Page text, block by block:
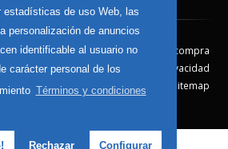
estadísticas de uso Web, las
personalización de anuncios
identificable al usuario no
carácter personal de los
Términos y condiciones
Rechazar Configurar
Aviso Legal
Condiciones de compra
de devolución
Política de Privacidad
Política de Cookies
Sitemap